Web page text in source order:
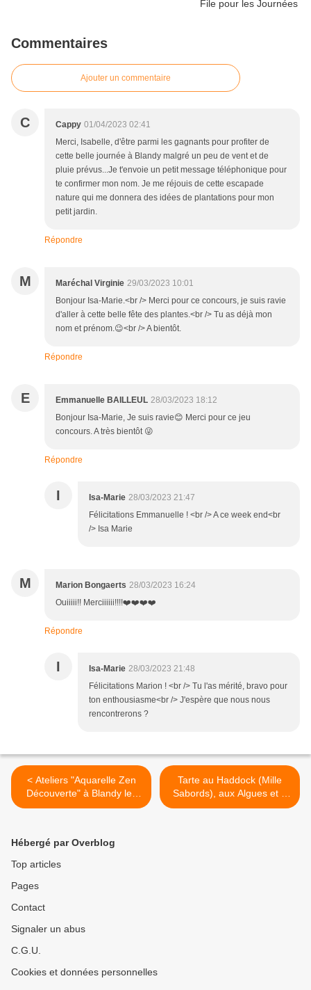
Commentaires
Ajouter un commentaire
C Cappy 01/04/2023 02:41
Merci, Isabelle, d'être parmi les gagnants pour profiter de
cette belle journée à Blandy malgré un peu de vent et de
pluie prévus...Je t'envoie un petit message téléphonique pour
te confirmer mon nom. Je me réjouis de cette escapade
nature qui me donnera des idées de plantations pour mon
petit jardin.
Répondre
M Maréchal Virginie 29/03/2023 10:01
Bonjour Isa-Marie.<br /> Merci pour ce concours, je suis ravie
d'aller à cette belle fête des plantes.<br /> Tu as déjà mon
nom et prénom.😉<br /> A bientôt.
Répondre
E Emmanuelle BAILLEUL 28/03/2023 18:12
Bonjour Isa-Marie, Je suis ravie😊 Merci pour ce jeu
concours. A très bientôt 😜
Répondre
I Isa-Marie 28/03/2023 21:47
Félicitations Emmanuelle ! <br /> A ce week end<br
/> Isa Marie
M Marion Bongaerts 28/03/2023 16:24
Ouiiiii!! Merciiiiii!!!!❤️❤️❤️❤️
Répondre
I Isa-Marie 28/03/2023 21:48
Félicitations Marion ! <br /> Tu l'as mérité, bravo pour
ton enthousiasme<br /> J'espère que nous nous
rencontrerons ?
< Ateliers "Aquarelle Zen
Découverte" à Blandy les
Tours les 1er et 2 avril
Tarte au Haddock (Mille
Sabords), aux Algues et à
l'Ail des Ours >
Hébergé par Overblog
Top articles
Pages
Contact
Signaler un abus
C.G.U.
Cookies et données personnelles